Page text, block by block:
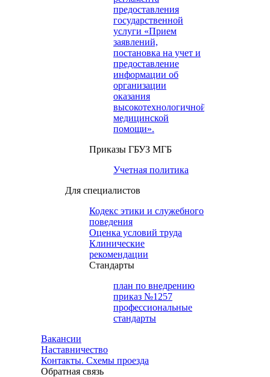
предоставления
государственной
услуги «Прием
заявлений,
постановка на учет и
предоставление
информации об
организации
оказания
высокотехнологичной
медицинской
помощи».
Приказы ГБУЗ МГБ
Учетная политика
Для специалистов
Кодекс этики и служебного
поведения
Оценка условий труда
Клинические
рекомендации
Cтандарты
план по внедрению
приказ №1257
профессиональные
стандарты
Вакансии
Наставничество
Контакты. Схемы проезда
Обратная связь